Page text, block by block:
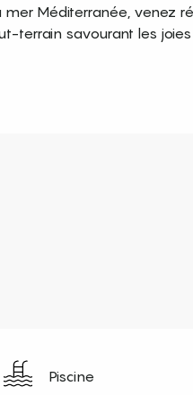
mer Méditerranée, venez
terrain savourant les
Piscine